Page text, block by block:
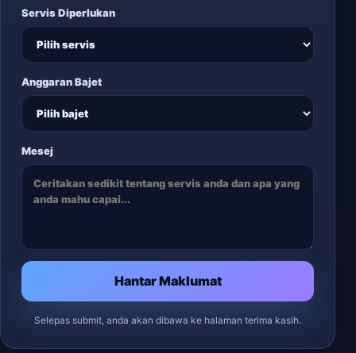
Servis Diperlukan
Anggaran Bajet
Mesej
Hantar Maklumat
Selepas submit, anda akan dibawa ke halaman terima kasih.